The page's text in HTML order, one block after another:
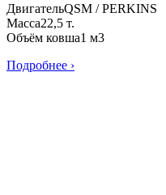
ДвигательQSM / PERKINS
Масса22,5 т.
Объём ковша1 м3
Подробнее ›